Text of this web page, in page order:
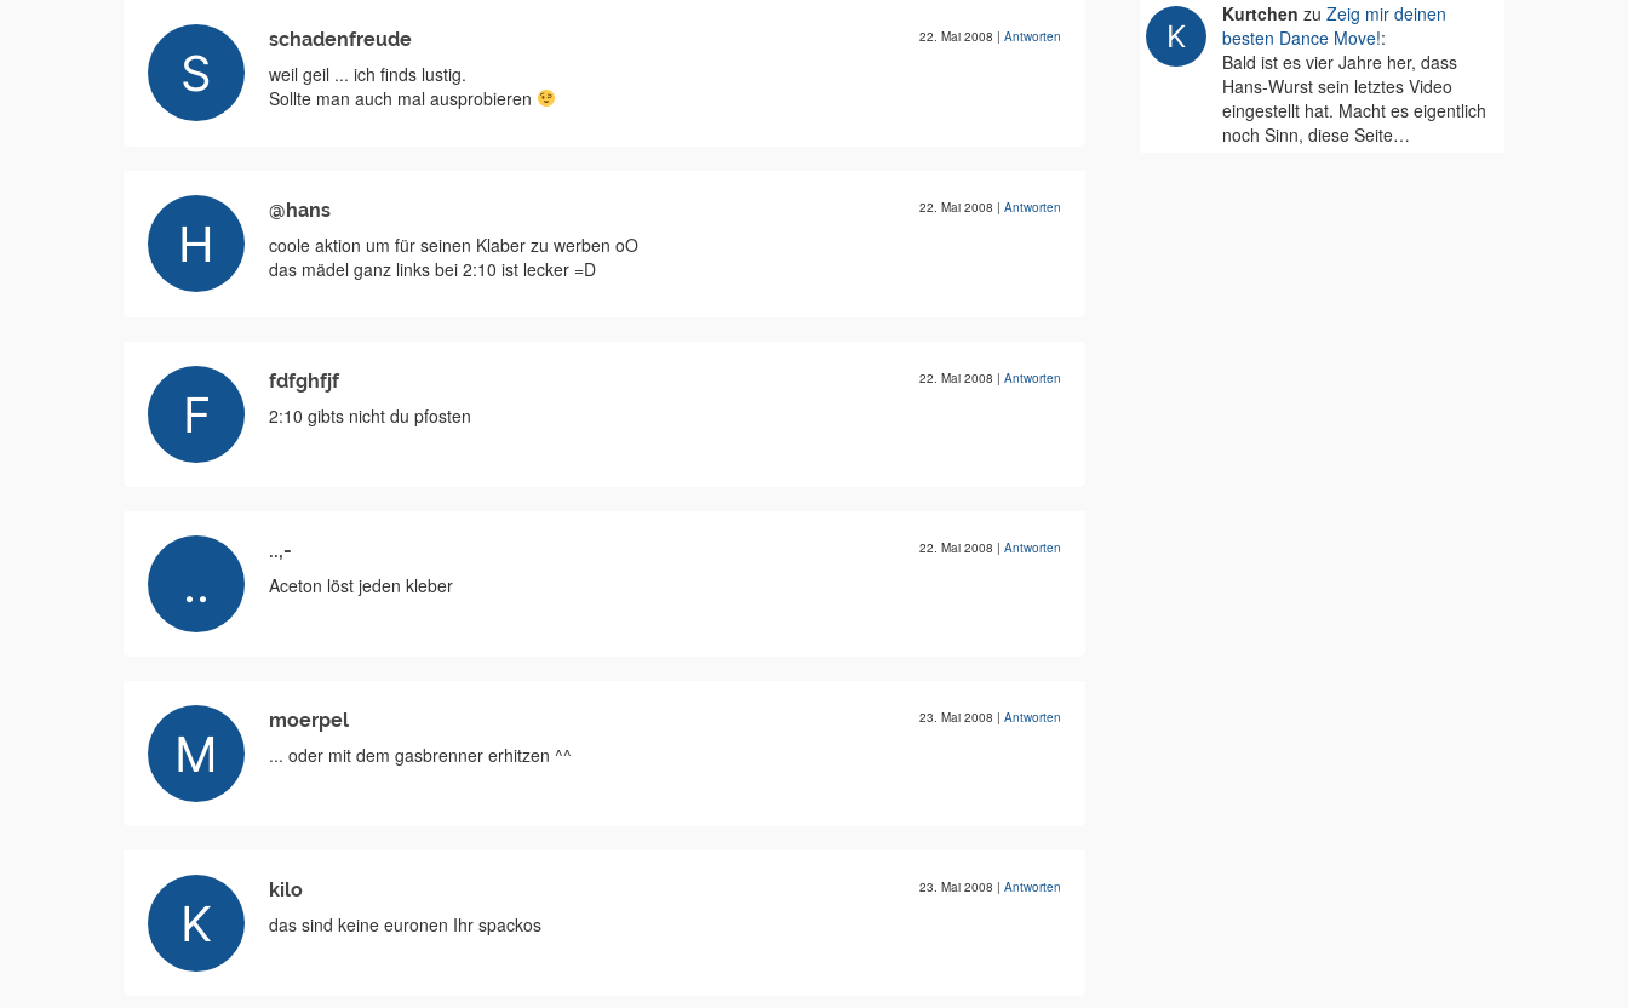
schadenfreude 22. Mai 2008 | Antworten
weil geil ... ich finds lustig.
Sollte man auch mal ausprobieren
@hans 22. Mai 2008 | Antworten
coole aktion um für seinen Klaber zu werben oO
das mädel ganz links bei 2:10 ist lecker =D
fdfghfjf 22. Mai 2008 | Antworten
2:10 gibts nicht du pfosten
..,- 22. Mai 2008 | Antworten
Aceton löst jeden kleber
moerpel 23. Mai 2008 | Antworten
... oder mit dem gasbrenner erhitzen ^^
kilo 23. Mai 2008 | Antworten
das sind keine euronen Ihr spackos
Kurtchen zu Zeig mir deinen
besten Dance Move!:
Bald ist es vier Jahre her, dass
Hans-Wurst sein letztes Video
eingestellt hat. Macht es eigentlich
noch Sinn, diese Seite…